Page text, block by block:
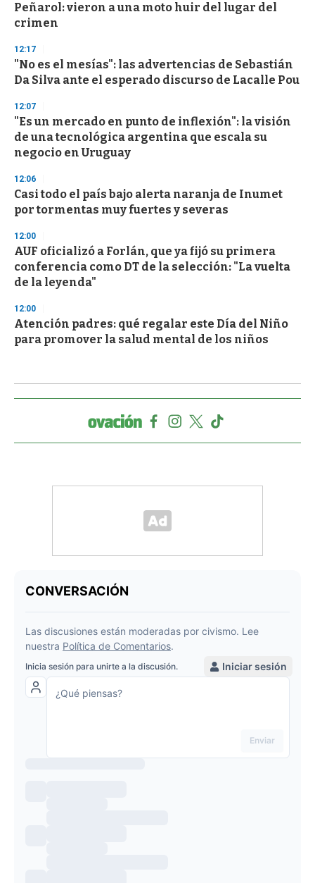
Peñarol: vieron a una moto huir del lugar del
crimen
12:17
"No es el mesías": las advertencias de Sebastián
Da Silva ante el esperado discurso de Lacalle Pou
12:07
"Es un mercado en punto de inflexión": la visión
de una tecnológica argentina que escala su
negocio en Uruguay
12:06
Casi todo el país bajo alerta naranja de Inumet
por tormentas muy fuertes y severas
12:00
AUF oficializó a Forlán, que ya fijó su primera
conferencia como DT de la selección: "La vuelta
de la leyenda"
12:00
Atención padres: qué regalar este Día del Niño
para promover la salud mental de los niños